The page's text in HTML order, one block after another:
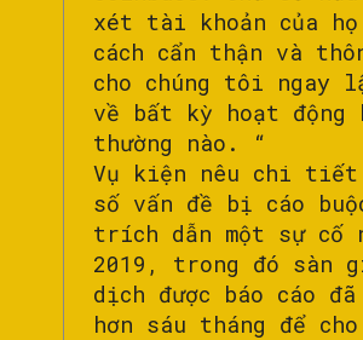
xét tài khoản của họ
cách cẩn thận và
cho chúng tôi ngay
về bất kỳ hoạt động
thường nào. “
Vụ kiện nêu chi tiết
số vấn đề bị cáo
trích dẫn một sự cố
2019, trong đó sàn
dịch được báo cáo đã
hơn sáu tháng để cho